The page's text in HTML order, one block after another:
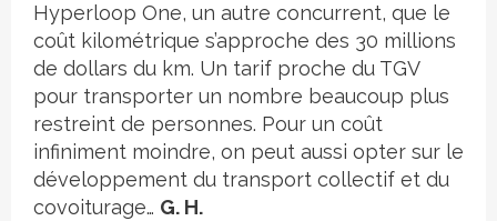
Hyperloop One, un autre concurrent, que le
coût kilométrique s’approche des 30 millions
de dollars du km. Un tarif proche du TGV
pour transporter un nombre beaucoup plus
restreint de personnes. Pour un coût
infiniment moindre, on peut aussi opter sur le
développement du transport collectif et du
covoiturage… G. H.